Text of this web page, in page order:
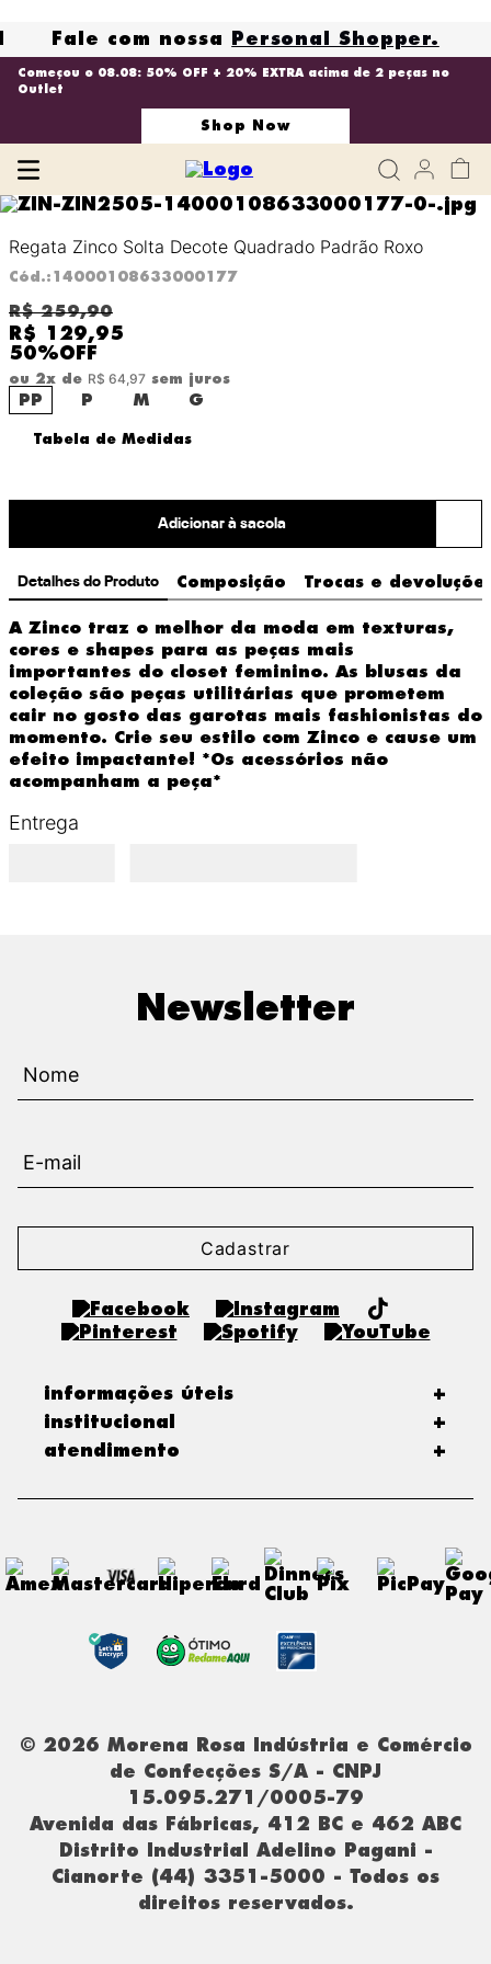
Fale com nossa Personal Shopper.
Começou o 08.08: 50% OFF + 20% EXTRA acima de 2 peças no
Outlet
Shop Now
Regata Zinco Solta Decote Quadrado Padrão Roxo
Cód.: 14000108633000177
R$ 259,90
R$ 129,95
50%OFF
ou 2x de R$ 64,97 sem juros
PP P M G
Tabela de Medidas
Adicionar à sacola
Detalhes do Produto Composição Trocas e
A Zinco traz o melhor da moda em texturas,
cores e shapes para as peças mais
importantes do closet feminino. As blusas da
coleção são peças utilitárias que prometem
cair no gosto das garotas mais fashionistas do
momento. Crie seu estilo com Zinco e cause um
efeito impactante! *Os acessórios não
acompanham a peça*
Entrega
Newsletter
Cadastrar
informações úteis
+
institucional
+
atendimento
+
© 2026 Morena Rosa Indústria e Comércio
de Confecções S/A - CNPJ
15.095.271/0005-79
Avenida das Fábricas, 412 BC e 462 ABC
Distrito Industrial Adelino Pagani -
Cianorte (44) 3351-5000 - Todos os
direitos reservados.